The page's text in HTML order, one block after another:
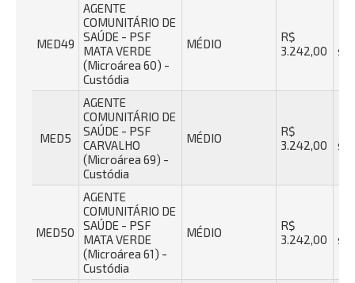
MED49
AGENTE
COMUNITÁRIO DE
SAÚDE - PSF
MATA VERDE
(Microárea 60) -
Custódia
MÉDIO
R$
3.242,00
MED5
AGENTE
COMUNITÁRIO DE
SAÚDE - PSF
CARVALHO
(Microárea 69) -
Custódia
MÉDIO
R$
3.242,00
MED50
AGENTE
COMUNITÁRIO DE
SAÚDE - PSF
MATA VERDE
(Microárea 61) -
Custódia
MÉDIO
R$
3.242,00